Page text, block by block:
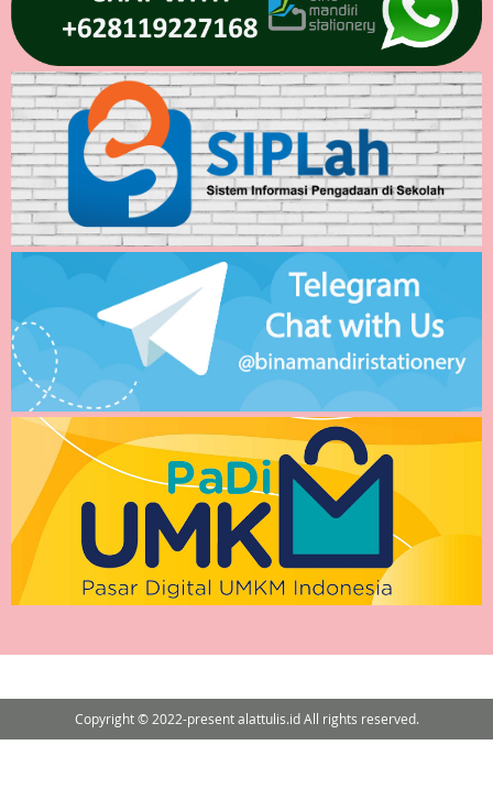
Copyright © 2022-present alattulis.id All rights reserved.